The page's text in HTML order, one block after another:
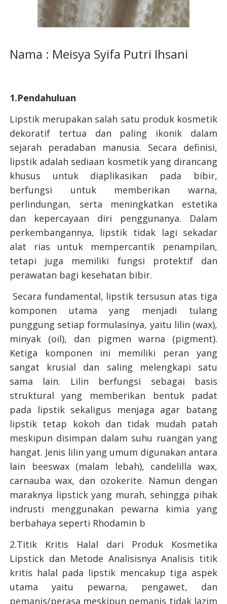
Nama : Meisya Syifa Putri Ihsani
1.Pendahuluan
Lipstik merupakan salah satu produk kosmetik
dekoratif tertua dan paling ikonik dalam
sejarah peradaban manusia. Secara definisi,
lipstik adalah sediaan kosmetik yang dirancang
khusus untuk diaplikasikan pada bibir,
berfungsi untuk memberikan warna,
perlindungan, serta meningkatkan estetika
dan kepercayaan diri penggunanya. Dalam
perkembangannya, lipstik tidak lagi sekadar
alat rias untuk mempercantik penampilan,
tetapi juga memiliki fungsi protektif dan
perawatan bagi kesehatan bibir.
Secara fundamental, lipstik tersusun atas tiga
komponen utama yang menjadi tulang
punggung setiap formulasinya, yaitu lilin (wax),
minyak (oil), dan pigmen warna (pigment).
Ketiga komponen ini memiliki peran yang
sangat krusial dan saling melengkapi satu
sama lain. Lilin berfungsi sebagai basis
struktural yang memberikan bentuk padat
pada lipstik sekaligus menjaga agar batang
lipstik tetap kokoh dan tidak mudah patah
meskipun disimpan dalam suhu ruangan yang
hangat. Jenis lilin yang umum digunakan antara
lain beeswax (malam lebah), candelilla wax,
carnauba wax, dan ozokerite. Namun dengan
maraknya lipstick yang murah, sehingga pihak
indrusti menggunakan pewarna kimia yang
berbahaya seperti Rhodamin b
2.Titik Kritis Halal dari Produk Kosmetika
Lipstick dan Metode Analisisnya Analisis titik
kritis halal pada lipstik mencakup tiga aspek
utama yaitu pewarna, pengawet, dan
pemanis/perasa meskipun pemanis tidak lazim